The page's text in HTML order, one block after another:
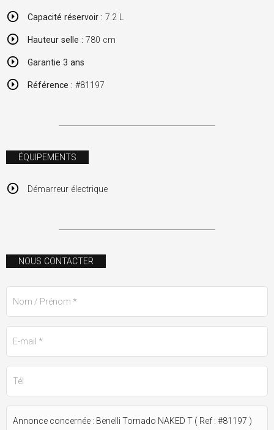
Capacité réservoir : 7.2 L
Hauteur selle : 780 cm
Garantie 3 ans
Référence : #81197
ÉQUIPEMENTS
Démarreur électrique
NOUS CONTACTER